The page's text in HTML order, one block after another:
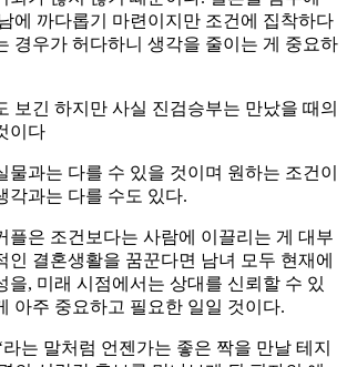
에 까다롭기 마련이지만 조건에 집착하다
경우가 허다하니 생각을 줄이는 게 중요하
보긴 하지만 사실 진검승부는 만났을 때의
이다
물과는 다를 수 있을 것이며 원하는 조건이
각과는 다를 수도 있다.
플은 조건보다는 사람에 이끌리는 게 대부
인 결혼생활을 꿈꾼다면 남녀 모두 현재에
을, 미래 시점에서는 상대를 신뢰할 수 있
아주 중요하고 필요한 일일 것이다.
라는 말처럼 언젠가는 좋은 짝을 만날 테지